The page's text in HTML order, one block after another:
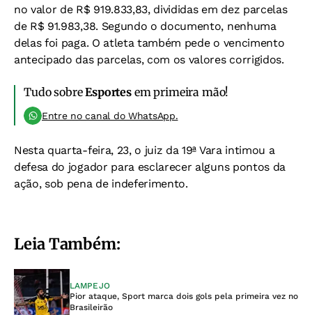
no valor de R$ 919.833,83, divididas em dez parcelas
de R$ 91.983,38. Segundo o documento, nenhuma
delas foi paga. O atleta também pede o vencimento
antecipado das parcelas, com os valores corrigidos.
Tudo sobreEsportesem primeira mão!
Entre no canal do WhatsApp.
Nesta quarta-feira, 23, o juiz da 19ª Vara intimou a
defesa do jogador para esclarecer alguns pontos da
ação, sob pena de indeferimento.
Leia Também:
LAMPEJO
Pior ataque, Sport marca dois gols pela primeira vez no
Brasileirão